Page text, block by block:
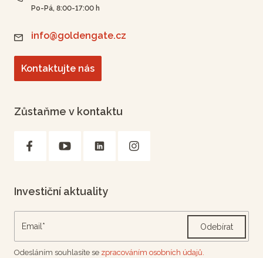
Po-Pá, 8:00-17:00 h
info@goldengate.cz
Kontaktujte nás
Zůstaňme v kontaktu
Investiční aktuality
Odebírat
Odesláním souhlasíte se zpracováním osobních údajů.